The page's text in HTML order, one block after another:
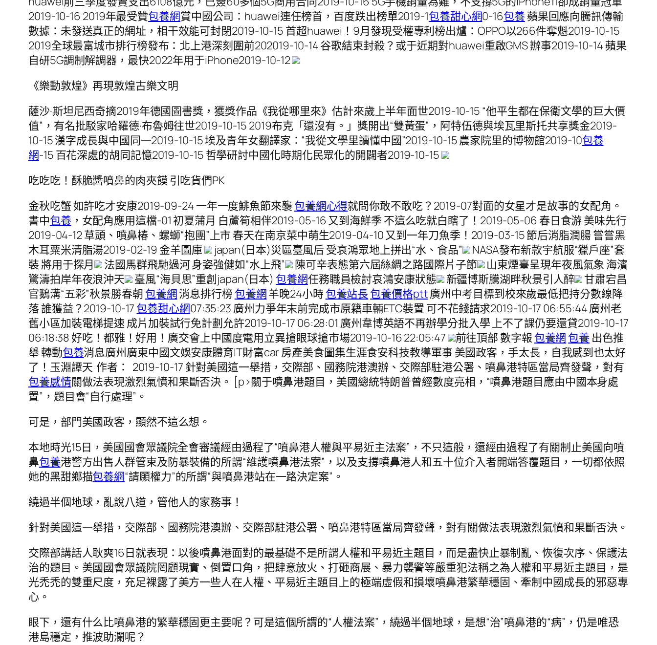
2019-10-16 2019年最受贊包養網賞中國公司：huawei連任榜首，百度跌出榜單2019-1包養甜心網0-16包養 蘋果回應向騰訊傳輸
數據：未發送真正的網址，相干效能可封閉2019-10-15 首超huawei！9月發現受權專利榜出爐：OPPO以266件奪魁2019-10-15
2019全球最富城市排行榜發布：北上港深刻圍前202019-10-14 谷歌結束封殺？或于近期對huawei重啟GMS 辦事2019-10-14 蘋果
自研5G調制解調器，最快2022年用于iPhone2019-10-12
《樂動敦煌》再現敦煌古樂文明
薩沙·斯坦尼西奇摘2019年德國圖書獎，獲獎作品《我從哪里來》估計來歲上半年面世2019-10-15 “他平生都在保衛文學的巨大價
值”，有名批駁家哈羅德·布魯姆往世2019-10-15 2019布克「還沒有。」獎開出“雙黃蛋”，阿特伍德與埃瓦里斯托共享獎金2019-
10-15 漢字成長與中國同一2019-10-15 埃及青年女翻譯家：“我從文學里讀懂中國”2019-10-15 農家院里的博物館2019-10包養
網-15 百花深處的胡同記憶2019-10-15 哲學研討中國化時期化民眾化的開闢者2019-10-15
吃吃吃！酥脆醬噴鼻的肉夾饃 引吃貨們PK
金秋吃蟹 如許吃才安康2019-09-24 一年一度鯡魚節來襲 包養網心得就問你敢不敢吃？2019-07對面的女星才是故事的女配角。
書中包養 ，女配角應用這檔-01 初夏蒲月 白蘆筍相伴2019-05-16 又到海鮮季 不這么吃就白瞎了！2019-05-06 春日食游 美味先行
2019-04-12 草頭、噴鼻椿、螺螄“抱團”上市 春天在南京菜中萌生2019-04-10 又到一年刀魚季！2019-03-15 節后消脂潤腸 嘗嘗黑
木耳粟米清脂湯2019-02-19 金羊圖庫
japan(日本)災區臺風后 受哀鴻眾地上拼出“水、食品” NASA發布新款宇航服“獵戶座”套
裝 將用于探月
法國馬群飛馳過河 身姿強健如“水上飛” 陳可辛表態第六屆絲綢之路國際片子節 山東煙臺呈現年夜風氣象 海濱
驚濤拍岸年夜浪沖天
臺風“海貝思”重創japan(日本) 包養網任務職員檢討哀鴻安康狀態 新疆博斯騰湖畔秋景引人醉
甘肅宕昌
官鵝溝“五彩”秋景勝春朝 包養網消息排行榜 包養網羊晚24小時 包養站長 包養價格ptt廣州中考目標到校來歲最低把持分數線降
落 誰獲益？2019-10-17 包養甜心網07:35:23 廣州力爭年末前完成市原籍車輛ETC裝置 可不花錢請求2019-10-17 06:55:44 廣州老
舊小區加裝電梯提速 成片加裝試行免計劃允許2019-10-17 06:28:01 廣州韋博英語不再辦學分批入學 上不了課仍要還貸2019-10-17
06:18:38 好吃！都雅！好用！廣交會上中國度電用立異搶眼球搶市場2019-10-16 22:05:47
前往頂部 數字報 包養網 包養 出色推
舉 轉動包養消息廣州廣東中國文娛安康體育IT財富car 房產美食圖集生涯食安科技教導軍事 美國政客，手太長，自我感到也太好
了！玉淵譚天 作者： 2019-10-17 針對美國這一舉措，交際部、國務院港澳辦、交際部駐港公署、噴鼻港特區當局齊發聲，對有
包養感情關做法表現激烈氣憤和果斷否決。 [p>關于噴鼻港題目，美國總統特朗普曾經數度亮相，“噴鼻港題目應由中國本身處
置”，題目會“自行處理”。
可是，部門美國政客，顯然不這么想。
本地時光15日，美國國會眾議院全會審議經由過程了“噴鼻港人權與平易近主法案”，不只這般，還經由過程了有關制止美國向噴
鼻包養港警方出售人群管束及防暴裝備的所謂“維護噴鼻港法案”，以及支撐噴鼻港人和五十位介入者開端答覆題目，一切都依照
她的黑甜鄉描包養網“請願權力”的所謂“與噴鼻港站在一路決定案”。
繞過半個地球，亂說八道，管他人的家務事！
針對美國這一舉措，交際部、國務院港澳辦、交際部駐港公署、噴鼻港特區當局齊發聲，對有關做法表現激烈氣憤和果斷否決。
交際部講話人耿爽16日就表現：以後噴鼻港面對的最基礎不是所謂人權和平易近主題目，而是盡快止暴制亂、恢復次序、保護法
治的題目。美國國會眾議院罔顧現實、倒置口角，把肆意放火、打砸商展、暴力襲警等嚴重犯法稱之為人權和平易近主題目，是
光禿禿的雙重尺度，充足裸露了美方一些人在人權、平易近主題目上的極端虛假和損壞噴鼻港繁華穩固、牽制中國成長的邪惡專
心。
眼下，還有什么比噴鼻港的繁華穩固更主要呢？可是這個所謂的“人權法案”，繞過半個地球，是想“治”噴鼻港的“病”，仍是唯恐
港島穩定，推波助瀾呢？